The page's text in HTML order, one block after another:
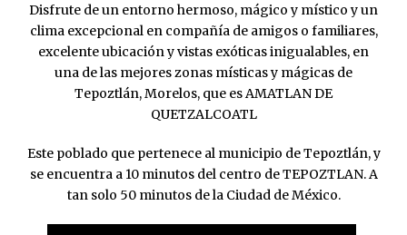
Disfrute de un entorno hermoso, mágico y místico y un
clima excepcional en compañía de amigos o familiares,
excelente ubicación y vistas exóticas inigualables, en
una de las mejores zonas místicas y mágicas de
Tepoztlán, Morelos, que es AMATLAN DE
QUETZALCOATL
Este poblado que pertenece al municipio de Tepoztlán, y
se encuentra a 10 minutos del centro de TEPOZTLAN. A
tan solo 50 minutos de la Ciudad de México.